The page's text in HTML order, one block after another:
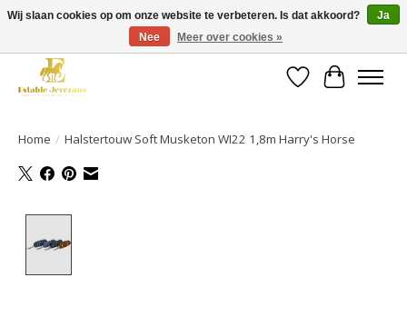
Gratis verzending vanaf €49 op een groot deel van ons assortiment
Verlanglijst
Home / Halstertouw Soft Musketon WI22 1,8m Harry's Horse
Wij slaan cookies op om onze website te verbeteren. Is dat akkoord?
Ja
Nee
Meer over cookies »